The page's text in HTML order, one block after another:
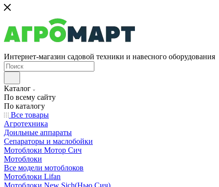
Интернет-магазин садовой техники и навесного оборудования
Каталог
По всему сайту
По каталогу
Все товары
Агротехника
Доильные аппараты
Сепараторы и маслобойки
Мотоблоки Мотор Сич
Мотоблоки
Все модели мотоблоков
Мотоблоки Lifan
Мотоблоки New Sich(Нью Сич)